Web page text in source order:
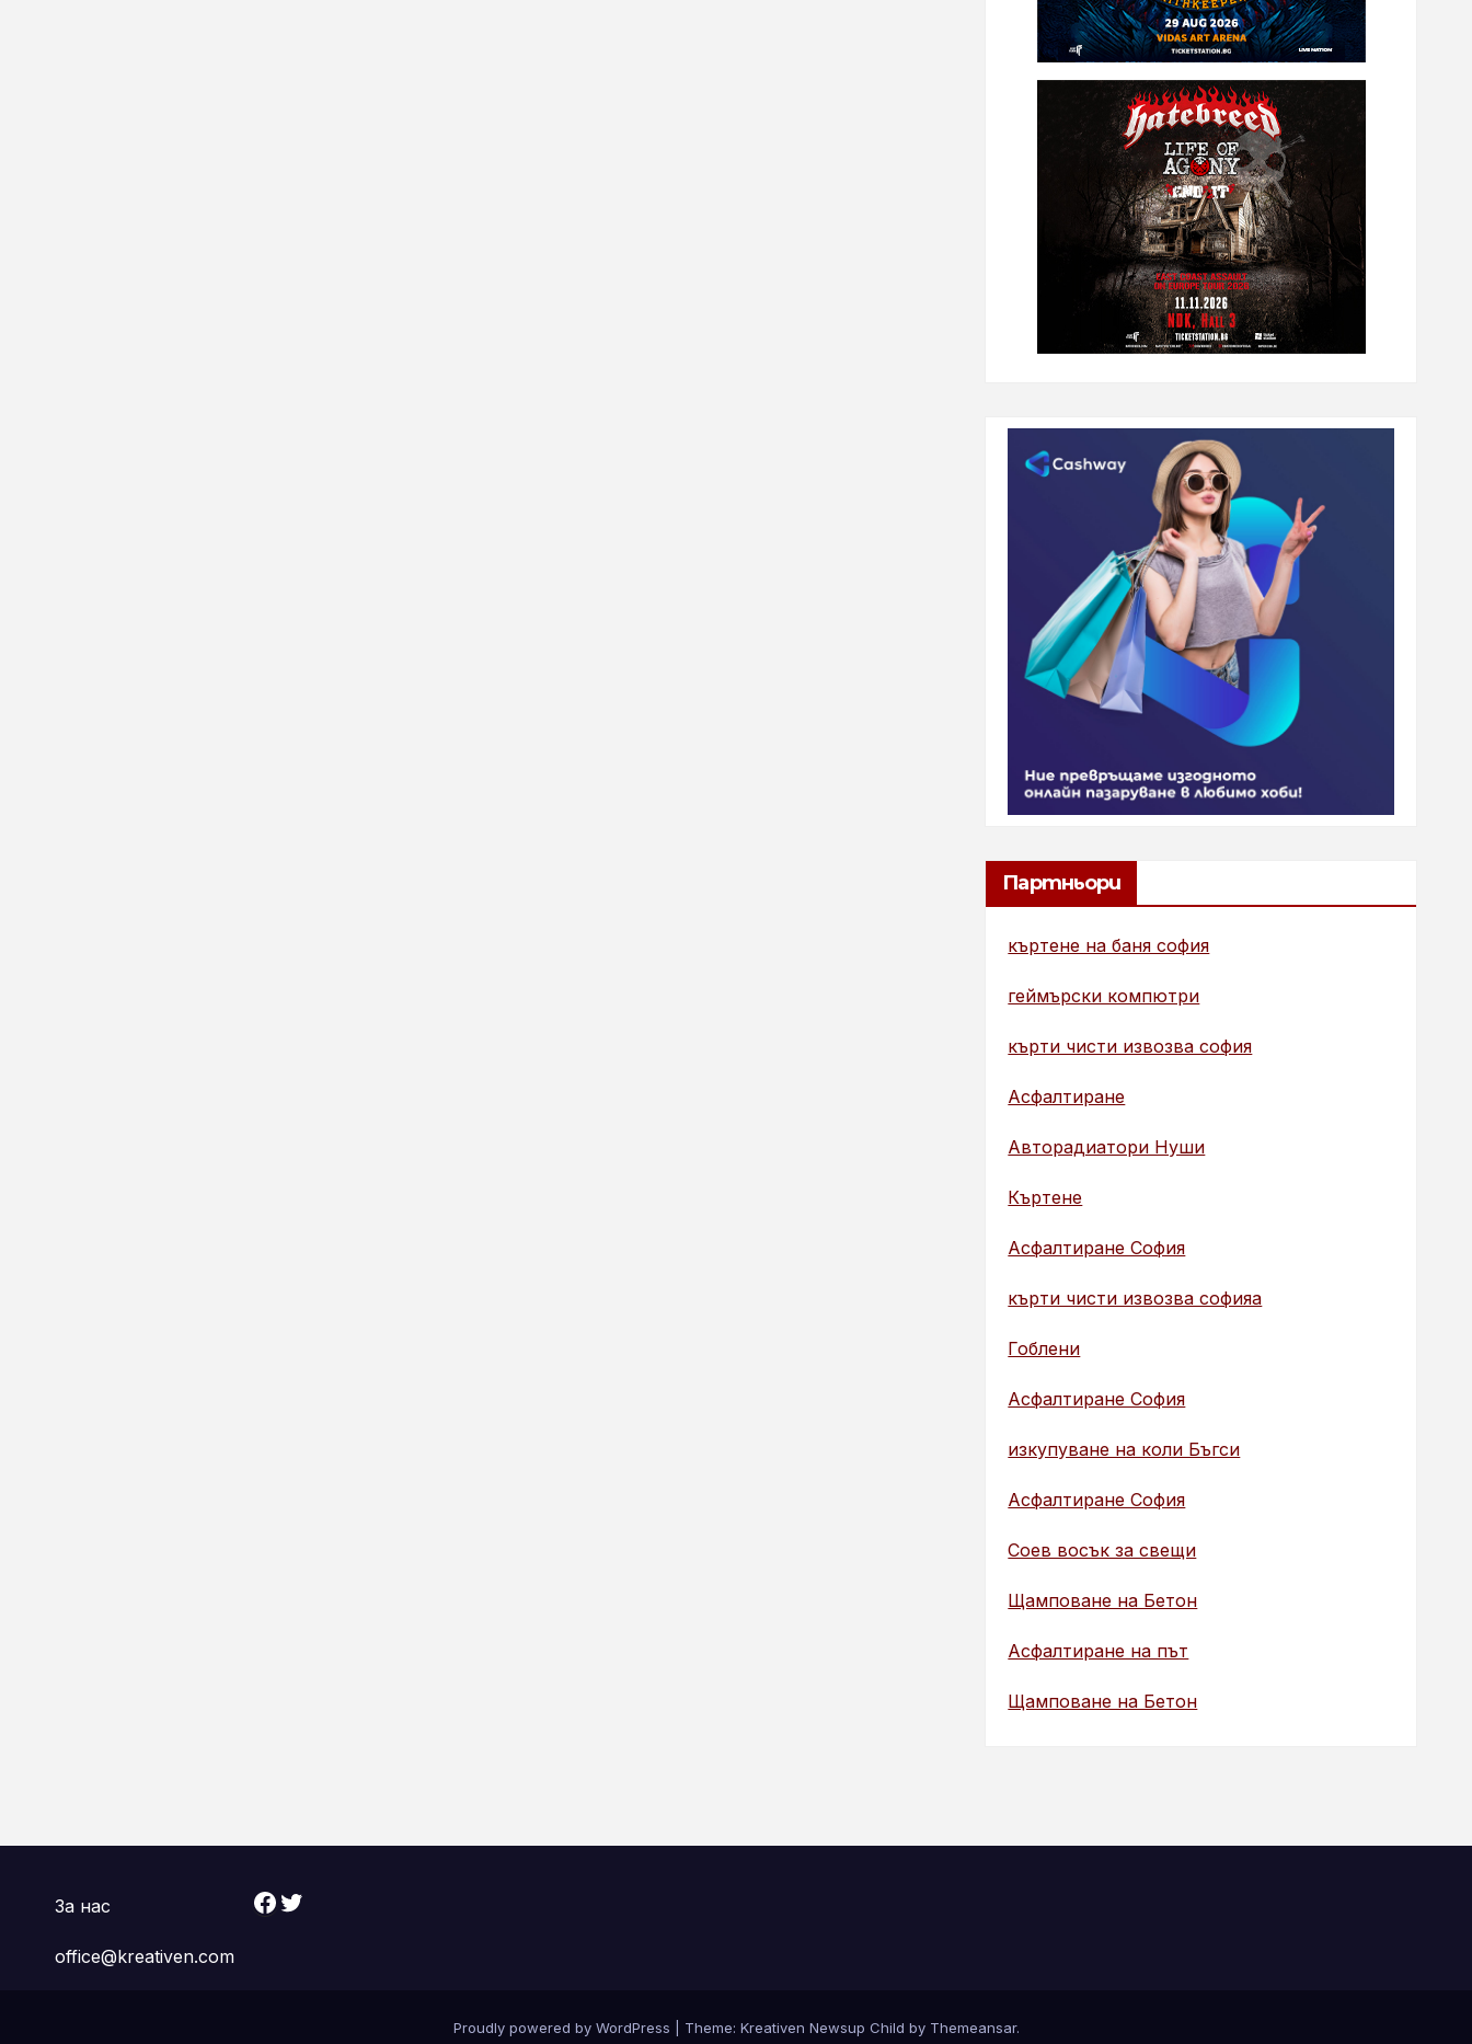
Партньори
къртене на баня софия
геймърски компютри
кърти чисти извозва софия
Асфалтиране
Авторадиатори Нуши
Къртене
Асфалтиране София
кърти чисти извозва софияа
Гоблени
Асфалтиране София
изкупуване на коли Бъгси
Асфалтиране София
Соев восък за свещи
Щамповане на Бетон
Асфалтиране на път
Щамповане на Бетон
За нас
office@kreativen.com
Facebook Twitter
Proudly powered by WordPress Theme: Kreativen Newsup Child by Themeansar.